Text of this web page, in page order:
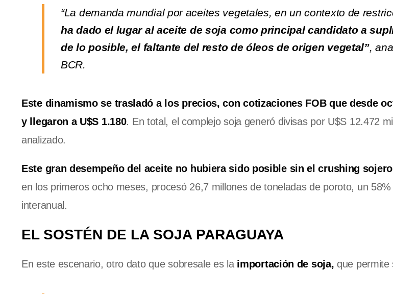
“La demanda mundial por aceites vegetales, en un contexto de
ha dado el lugar al aceite de soja como principal candidato a
de lo posible, el faltante del resto de óleos de origen vegetal”,
BCR.
Este dinamismo se trasladó a los precios, con cotizaciones FOB que desde
y llegaron a U$S 1.180. En total, el complejo soja generó divisas por U$S 12.472
analizado.
Este gran desempeño del aceite no hubiera sido posible sin el crushing
en los primeros ocho meses, procesó 26,7 millones de toneladas de poroto, un
interanual.
EL SOSTÉN DE LA SOJA PARAGUAYA
En este escenario, otro dato que sobresale es la importación de soja, que permite